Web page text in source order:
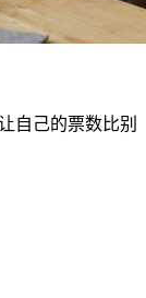
自己的票数比别